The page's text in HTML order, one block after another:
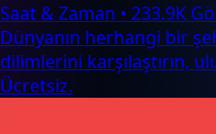
Saat & Zaman • 233.9K
Dünyanın herhangi bir
dilimlerini karşılaştırın,
Ücretsiz.